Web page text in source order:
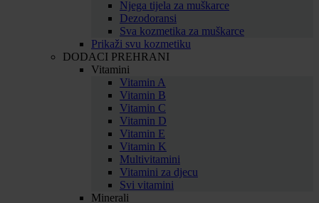
Njega tijela za muškarce
Dezodoransi
Sva kozmetika za muškarce
Prikaži svu kozmetiku
DODACI PREHRANI
Vitamini
Vitamin A
Vitamin B
Vitamin C
Vitamin D
Vitamin E
Vitamin K
Multivitamini
Vitamini za djecu
Svi vitamini
Minerali